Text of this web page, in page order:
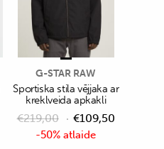
-50% atlaide
G-STAR RAW
Sportiska stila vējjaka ar
kreklveida apkakli
€219,00 €109,50